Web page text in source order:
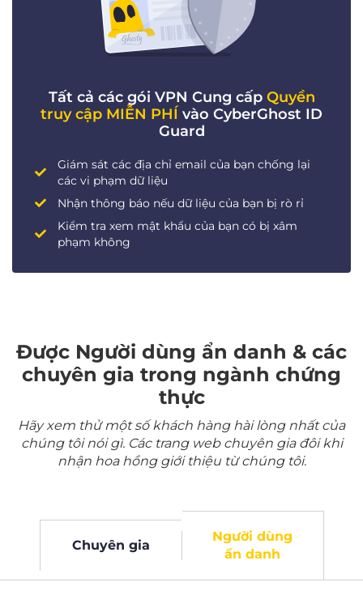
Tất cả các gói VPN Cung cấp Quyền
truy cập MIỄN PHÍ vào CyberGhost ID
Guard
Giám sát các địa chỉ email của bạn chống lại
các vi phạm dữ liệu
Nhận thông báo nếu dữ liệu của bạn bị rò rỉ
Kiểm tra xem mật khẩu của bạn có bị xâm
phạm không
Được Người dùng ẩn danh & các
chuyên gia trong ngành chứng
thực
Hãy xem thử một số khách hàng hài lòng nhất của
chúng tôi nói gì. Các trang web chuyên gia đôi khi
nhận hoa hồng giới thiệu từ chúng tôi.
Chuyên gia
Người dùng
ẩn danh